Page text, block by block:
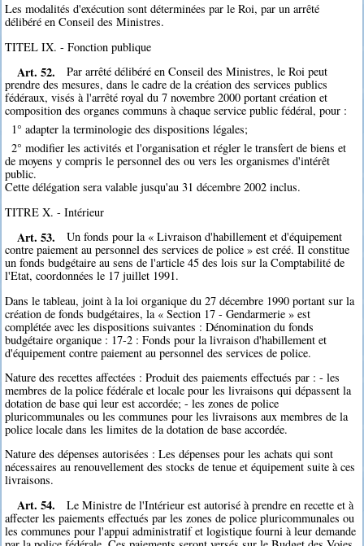
Les modalités d'exécution sont déterminées par le Roi, par un arrêté
délibéré en Conseil des Ministres.
TITEL IX. - Fonction publique
Art. 52.
Par arrêté délibéré en Conseil des Ministres, le Roi peut
prendre des mesures, dans le cadre de la création des services publics
fédéraux, visés à l'arrêté royal du 7 novembre 2000 portant création et
composition des organes communs à chaque service public fédéral, pour :
1° adapter la terminologie des dispositions légales;
2° modifier les activités et l'organisation et régler le transfert de biens et
de moyens y compris le personnel des ou vers les organismes d'intérêt
public.
Cette délégation sera valable jusqu'au 31 décembre 2002 inclus.
TITRE X. - Intérieur
Art. 53.
Un fonds pour la « Livraison d'habillement et d'équipement
contre paiement au personnel des services de police » est créé. Il constitue
un fonds budgétaire au sens de l'article 45 des lois sur la Comptabilité de
l'Etat, coordonnées le 17 juillet 1991.
Dans le tableau, joint à la loi organique du 27 décembre 1990 portant sur la
création de fonds budgétaires, la « Section 17 - Gendarmerie » est
complétée avec les dispositions suivantes : Dénomination du fonds
budgétaire organique : 17-2 : Fonds pour la livraison d'habillement et
d'équipement contre paiement au personnel des services de police.
Nature des recettes affectées : Produit des paiements effectués par : - les
membres de la police fédérale et locale pour les livraisons qui dépassent la
dotation de base qui leur est accordée; - les zones de police
pluricommunales ou les communes pour les livraisons aux membres de la
police locale dans les limites de la dotation de base accordée.
Nature des dépenses autorisées : Les dépenses pour les achats qui sont
nécessaires au renouvellement des stocks de tenue et équipement suite à ces
livraisons.
Art. 54.
Le Ministre de l'Intérieur est autorisé à prendre en recette et à
affecter les paiements effectués par les zones de police pluricommunales ou
les communes pour l'appui administratif et logistique fourni à leur demande